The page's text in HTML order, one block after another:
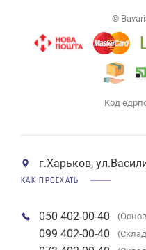
©
Код
г.Харьков,
КАК ПРОЕХАТЬ
050 402-00-40
099 402-00-40